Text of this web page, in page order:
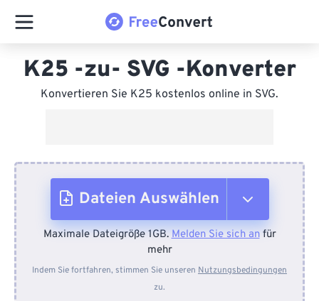
K25 -zu- SVG -Konverter
Konvertieren Sie K25 kostenlos online in SVG.
Dateien Auswählen
Vom Gerät
Von Dropbox
Maximale Dateigröße 1GB.Melden Sie sich anfür
mehr
Indem Sie fortfahren, stimmen Sie unseren Nutzungsbedingungen
zu.